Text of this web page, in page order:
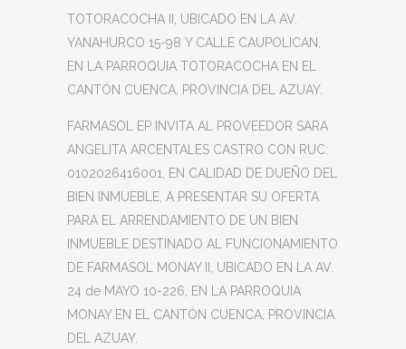
TOTORACOCHA II, UBICADO EN LA AV.
YANAHURCO 15-98 Y CALLE CAUPOLICAN,
EN LA PARROQUIA TOTORACOCHA EN EL
CANTÓN CUENCA, PROVINCIA DEL AZUAY.
FARMASOL EP INVITA AL PROVEEDOR SARA
ANGELITA ARCENTALES CASTRO CON RUC:
0102026416001, EN CALIDAD DE DUEÑO DEL
BIEN INMUEBLE, A PRESENTAR SU OFERTA
PARA EL ARRENDAMIENTO DE UN BIEN
INMUEBLE DESTINADO AL FUNCIONAMIENTO
DE FARMASOL MONAY II, UBICADO EN LA AV.
24 de MAYO 10-226, EN LA PARROQUIA
MONAY EN EL CANTÓN CUENCA, PROVINCIA
DEL AZUAY.